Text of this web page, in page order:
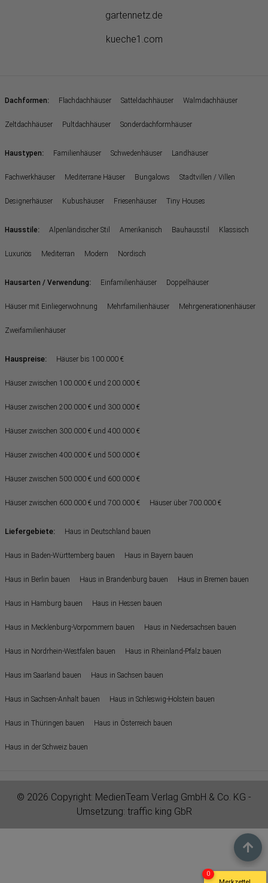
gartennetz.de
kueche1.com
Dachformen: Flachdachhäuser Satteldachhäuser Walmdachhäuser
Zeltdachhäuser Pultdachhäuser Sonderdachformhäuser
Haustypen: Familienhäuser Schwedenhäuser Landhäuser
Fachwerkhäuser Mediterrane Häuser Bungalows Stadtvillen / Villen
Designerhäuser Kubushäuser Friesenhäuser Tiny Houses
Hausstile: Alpenländischer Stil Amerikanisch Bauhausstil Klassisch
Luxuriös Mediterran Modern Nordisch
Hausarten / Verwendung: Einfamilienhäuser Doppelhäuser
Häuser mit Einliegerwohnung Mehrfamilienhäuser Mehrgenerationenhäuser
Zweifamilienhäuser
Hauspreise: Häuser bis 100.000 €
Häuser zwischen 100.000 € und 200.000 €
Häuser zwischen 200.000 € und 300.000 €
Häuser zwischen 300.000 € und 400.000 €
Häuser zwischen 400.000 € und 500.000 €
Häuser zwischen 500.000 € und 600.000 €
Häuser zwischen 600.000 € und 700.000 € Häuser über 700.000 €
Liefergebiete: Haus in Deutschland bauen
Haus in Baden-Württemberg bauen Haus in Bayern bauen
Haus in Berlin bauen Haus in Brandenburg bauen Haus in Bremen bauen
Haus in Hamburg bauen Haus in Hessen bauen
Haus in Mecklenburg-Vorpommern bauen Haus in Niedersachsen bauen
Haus in Nordrhein-Westfalen bauen Haus in Rheinland-Pfalz bauen
Haus im Saarland bauen Haus in Sachsen bauen
Haus in Sachsen-Anhalt bauen Haus in Schleswig-Holstein bauen
Haus in Thüringen bauen Haus in Österreich bauen
Haus in der Schweiz bauen
© 2026 Copyright: MedienTeam Verlag GmbH & Co. KG -
Umsetzung: traffic king GbR
0